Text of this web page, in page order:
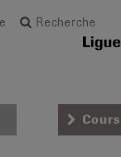
Recherche